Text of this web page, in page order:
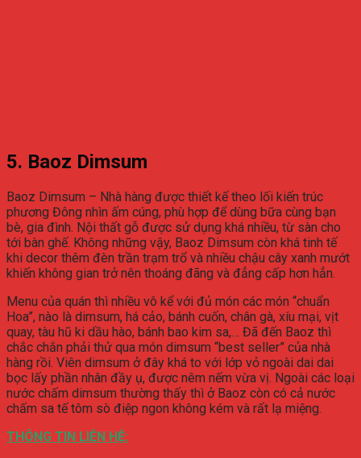
5. Baoz Dimsum
Baoz Dimsum – Nhà hàng được thiết kế theo lối kiến trúc
phương Đông nhìn ấm cúng, phù hợp để dùng bữa cùng bạn
bè, gia đình. Nội thất gỗ được sử dụng khá nhiều, từ sàn cho
tới bàn ghế. Không những vậy, Baoz Dimsum còn khá tinh tế
khi decor thêm đèn trần trạm trổ và nhiều chậu cây xanh mướt
khiến không gian trở nên thoáng đãng và đẳng cấp hơn hẳn.
Menu của quán thì nhiều vô kể với đủ món các món “chuẩn
Hoa”, nào là dimsum, há cảo, bánh cuốn, chân gà, xíu mại, vịt
quay, tàu hũ ki dầu hào, bánh bao kim sa,… Đã đến Baoz thì
chắc chắn phải thử qua món dimsum “best seller” của nhà
hàng rồi. Viên dimsum ở đây khá to với lớp vỏ ngoài dai dai
bọc lấy phần nhân đầy ụ, được nêm nếm vừa vị. Ngoài các loại
nước chấm dimsum thường thấy thì ở Baoz còn có cả nước
chấm sa tế tôm sò điệp ngon không kém và rất lạ miệng.
THÔNG TIN LIÊN HỆ: